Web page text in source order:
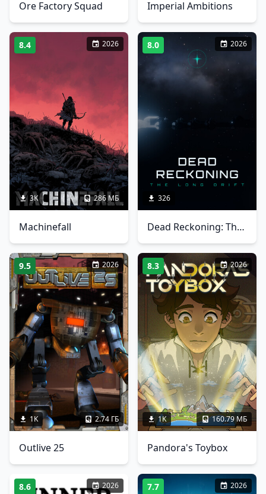
Ore Factory Squad Imperial Ambitions
8.4 2026
3K 286 МБ
Machinefall
8.0 2026
326
Dead Reckoning: The Long Drift
9.5 2026
1K 2.74 ГБ
Outlive 25
8.3 2026
1K 160.79 МБ
Pandora's Toybox
8.6 2026 7.7 2026